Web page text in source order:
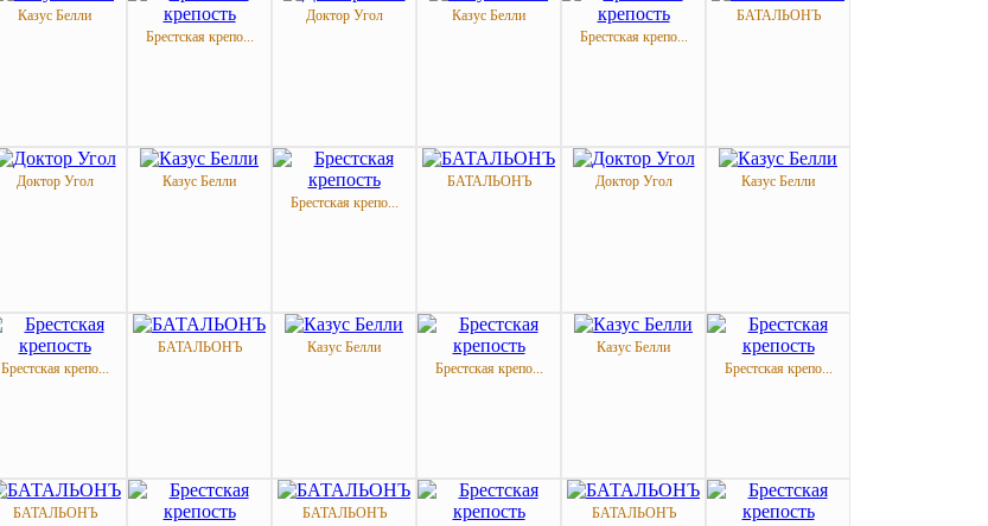
Казус Белли
Брестская крепо...
Доктор Угол
Казус Белли
Брестская крепо...
БАТАЛЬОНЪ
Доктор Угол
Казус Белли
Брестская крепо...
БАТАЛЬОНЪ Доктор Угол Казус Белли
Брестская крепо...
БАТАЛЬОНЪ
Казус Белли
Брестская крепо...
Казус Белли
Брестская крепо...
БАТАЛЬОНЪ
БАТАЛЬОНЪ
БАТАЛЬОНЪ